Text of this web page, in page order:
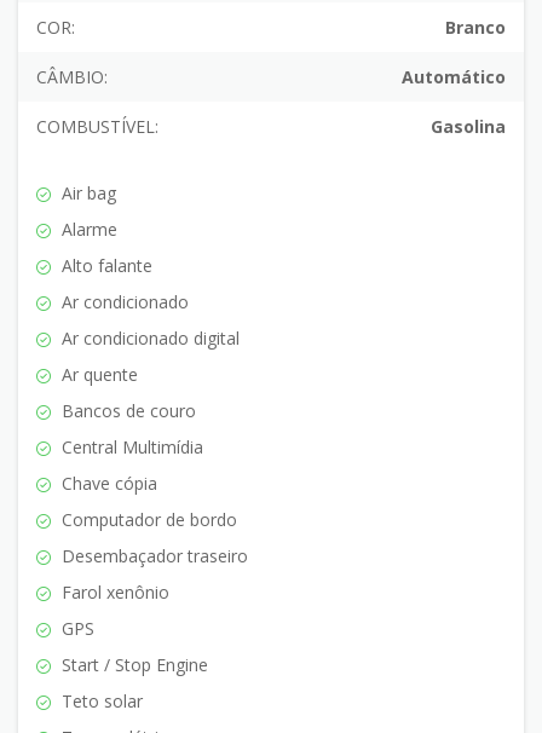
COR: Branco
CÂMBIO: Automático
COMBUSTÍVEL: Gasolina
Air bag
Alarme
Alto falante
Ar condicionado
Ar condicionado digital
Ar quente
Bancos de couro
Central Multimídia
Chave cópia
Computador de bordo
Desembaçador traseiro
Farol xenônio
GPS
Start / Stop Engine
Teto solar